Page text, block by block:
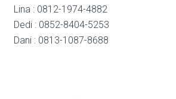
Lina : 0812-1974-4882
Dedi : 0852-8404-5253
Dani : 0813-1087-8688